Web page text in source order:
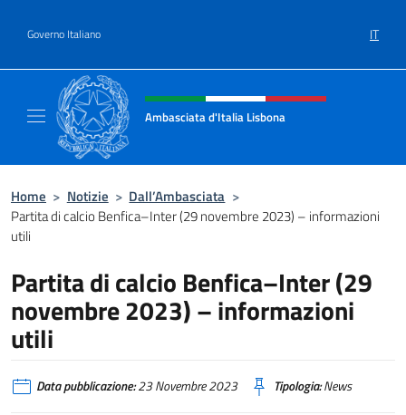
Governo Italiano IT
Intestazione sito, social e menù
Ambasciata d'Italia Lisbona
Home > Notizie > Dall’Ambasciata >
Partita di calcio Benfica–Inter (29 novembre 2023) – informazioni
utili
Partita di calcio Benfica–Inter (29
novembre 2023) – informazioni
utili
Data pubblicazione:23 Novembre 2023 Tipologia:News